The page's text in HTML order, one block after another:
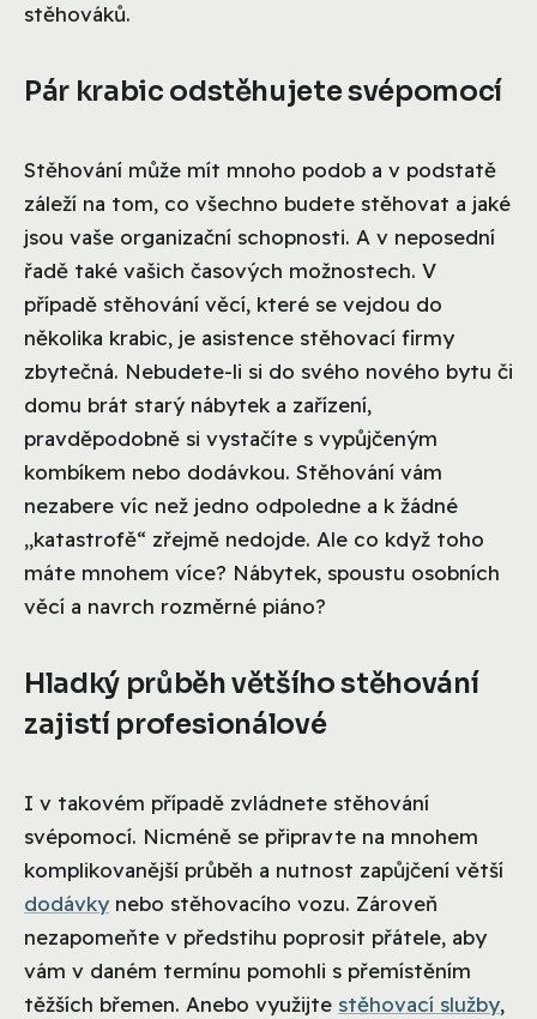
stěhováků.
Pár krabic odstěhujete svépomocí
Stěhování může mít mnoho podob a v podstatě
záleží na tom, co všechno budete stěhovat a jaké
jsou vaše organizační schopnosti. A v neposední
řadě také vašich časových možnostech. V
případě stěhování věcí, které se vejdou do
několika krabic, je asistence stěhovací firmy
zbytečná. Nebudete-li si do svého nového bytu či
domu brát starý nábytek a zařízení,
pravděpodobně si vystačíte s vypůjčeným
kombíkem nebo dodávkou. Stěhování vám
nezabere víc než jedno odpoledne a k žádné
„katastrofě“ zřejmě nedojde. Ale co když toho
máte mnohem více? Nábytek, spoustu osobních
věcí a navrch rozměrné piáno?
Hladký průběh většího stěhování
zajistí profesionálové
I v takovém případě zvládnete stěhování
svépomocí. Nicméně se připravte na mnohem
komplikovanější průběh a nutnost zapůjčení větší
dodávky nebo stěhovacího vozu. Zároveň
nezapomeňte v předstihu poprosit přátele, aby
vám v daném termínu pomohli s přemístěním
těžších břemen. Anebo využijte stěhovací služby,